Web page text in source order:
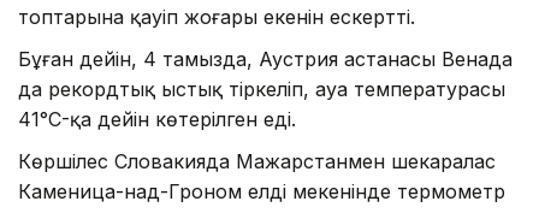
топтарына қауіп жоғары екенін ескертті.
Бұған дейін, 4 тамызда, Аустрия астанасы Венада
да рекордтық ыстық тіркеліп, ауа температурасы
41°C-қа дейін көтерілген еді.
Көршілес Словакияда Мажарстанмен шекаралас
Каменица-над-Гроном елді мекенінде термометр